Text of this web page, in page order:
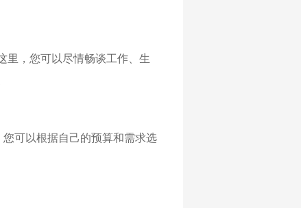
里，您可以尽情畅谈工作、生
可以根据自己的预算和需求选